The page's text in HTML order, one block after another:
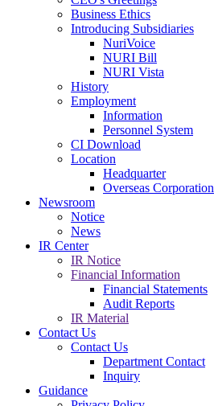
Business Ethics
Introducing Subsidiaries
NuriVoice
NURI Bill
NURI Vista
History
Employment
Information
Personnel System
CI Download
Location
Headquarter
Overseas Corporation
Newsroom
Notice
News
IR Center
IR Notice
Financial Information
Financial Statements
Audit Reports
IR Material
Contact Us
Contact Us
Department Contact
Inquiry
Guidance